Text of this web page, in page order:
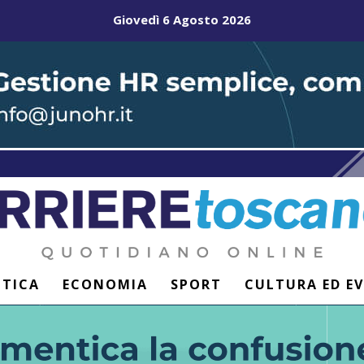
Giovedì 6 Agosto 2026
ECONOMIA SPORT CULTURA ED